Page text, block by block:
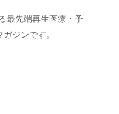
最先端再生医療・予
ジンです。